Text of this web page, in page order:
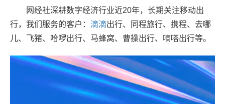
网经社深耕数字经济行业近20年，长期关注移动出
行，我们服务的客户： 滴滴出行、同程旅行、携程、去哪
儿、飞猪、哈啰出行、马蜂窝、曹操出行、嘀嗒出行等。